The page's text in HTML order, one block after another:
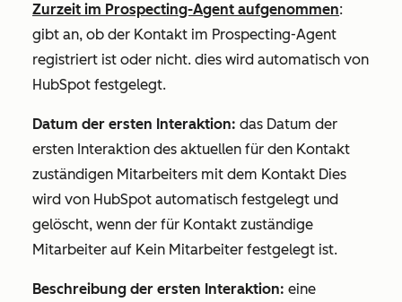
Zurzeit im Prospecting-Agent aufgenommen:
gibt an, ob der Kontakt im Prospecting-Agent
registriert ist oder nicht. dies wird automatisch von
HubSpot festgelegt.
Datum der ersten Interaktion: das Datum der
ersten Interaktion des aktuellen für den Kontakt
zuständigen Mitarbeiters mit dem Kontakt Dies
wird von HubSpot automatisch festgelegt und
gelöscht, wenn der für Kontakt zuständige
Mitarbeiter auf Kein Mitarbeiter festgelegt ist.
Beschreibung der ersten Interaktion: eine